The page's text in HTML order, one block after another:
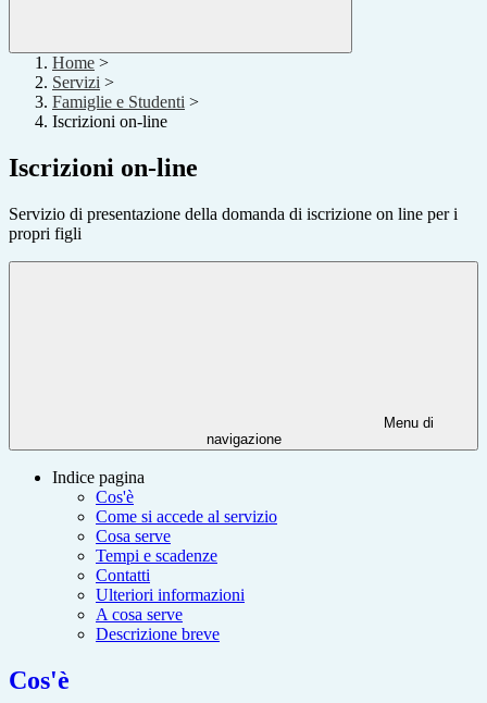
Home >
Servizi >
Famiglie e Studenti >
Iscrizioni on-line
Iscrizioni on-line
Servizio di presentazione della domanda di iscrizione on line per i
propri figli
Menu di
navigazione
Indice pagina
Cos'è
Come si accede al servizio
Cosa serve
Tempi e scadenze
Contatti
Ulteriori informazioni
A cosa serve
Descrizione breve
Cos'è